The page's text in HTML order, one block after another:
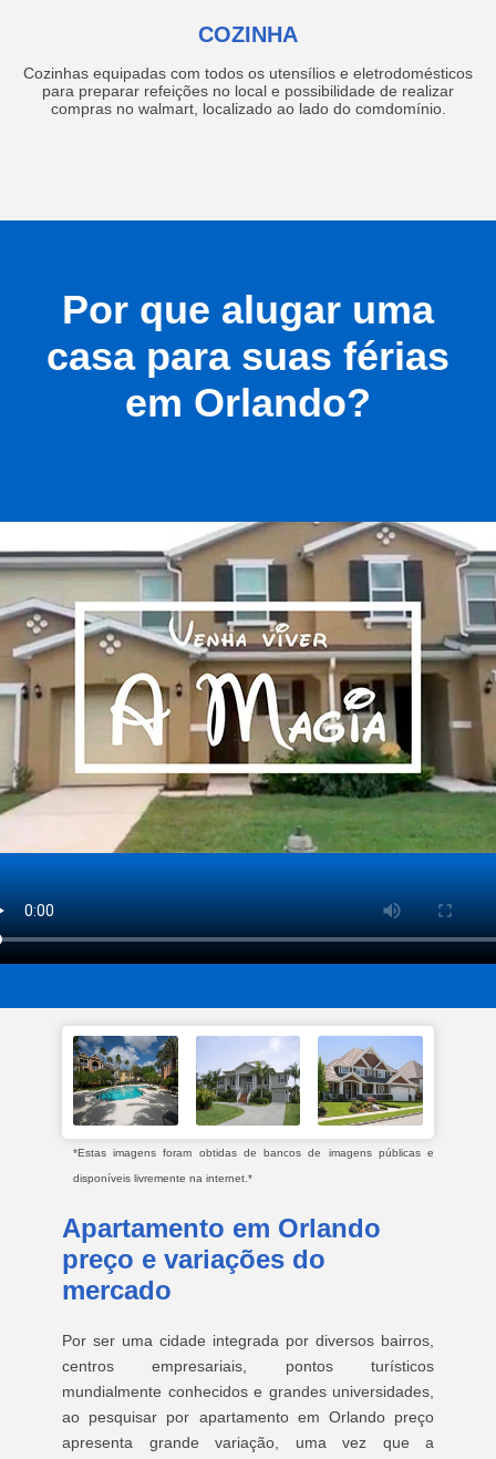
COZINHA
Cozinhas equipadas com todos os utensílios e eletrodomésticos
para preparar refeições no local e possibilidade de realizar
compras no walmart, localizado ao lado do comdomínio.
Por que alugar uma
casa para suas férias
em Orlando?
*Estas imagens foram obtidas de bancos de imagens públicas e
disponíveis livremente na internet.*
Apartamento em Orlando
preço e variações do
mercado
Por ser uma cidade integrada por diversos bairros,
centros empresariais, pontos turísticos
mundialmente conhecidos e grandes universidades,
ao pesquisar por apartamento em Orlando preço
apresenta grande variação, uma vez que a